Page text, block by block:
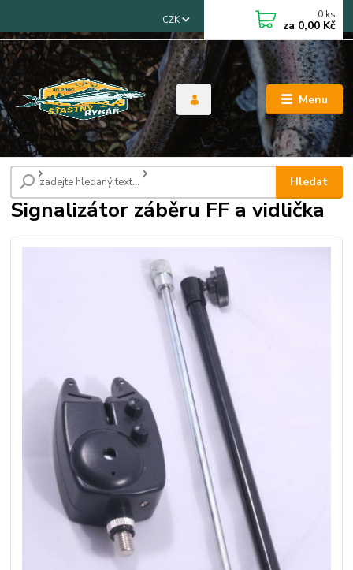
Menu
CZK
Hledat
0 ks
za 0,00 Kč
Úvod Signalizátory záběru
Signalizátor záběru FF a vidlička